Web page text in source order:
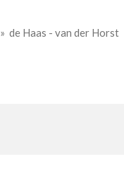
» de Haas - van der Horst